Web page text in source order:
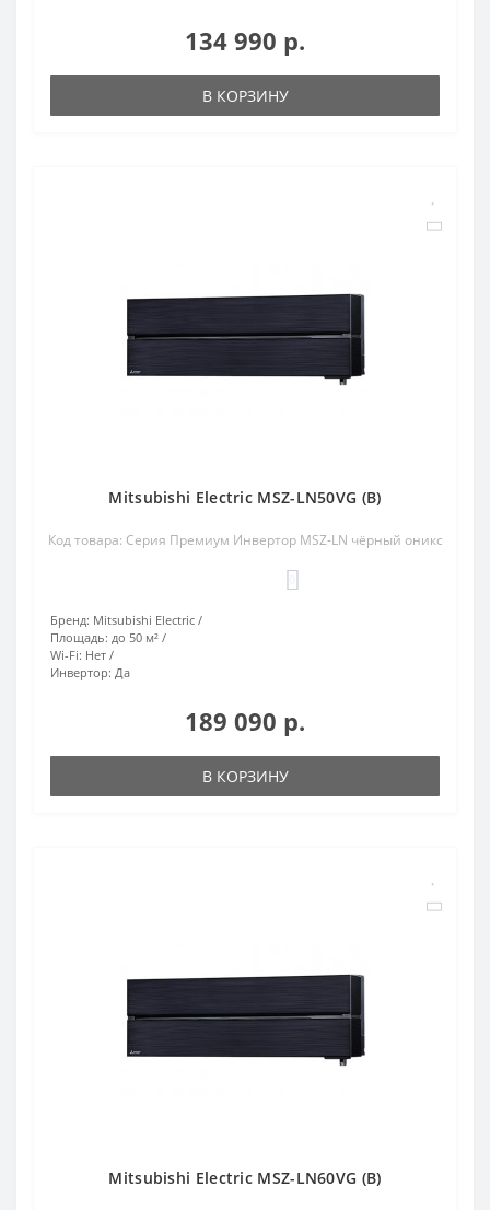
134 990 р.
В КОРЗИНУ
Mitsubishi Electric MSZ-LN50VG (B)
Код товара: Серия Премиум Инвертор MSZ-LN чёрный оникс
Бренд: Mitsubishi Electric
Площадь: до 50 м²
Wi-Fi: Нет
Инвертор: Да
189 090 р.
В КОРЗИНУ
Mitsubishi Electric MSZ-LN60VG (B)